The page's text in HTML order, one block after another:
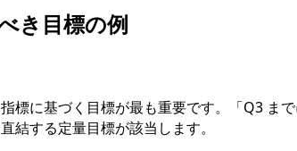
き目標の例
標に基づく目標が最も重要です。「Q3 ま
結する定量目標が該当します。